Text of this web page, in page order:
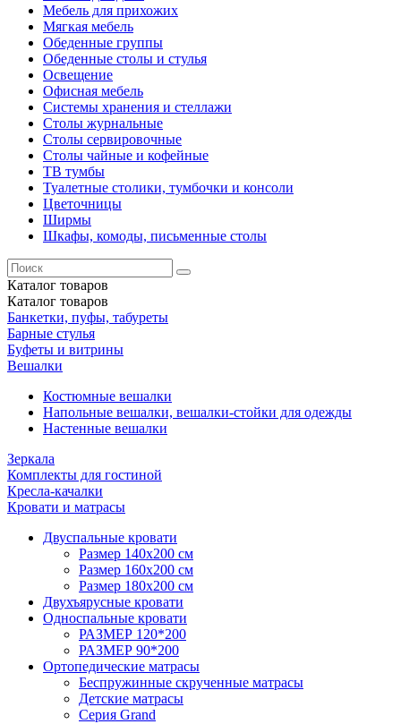
Мебель для прихожих
Мягкая мебель
Обеденные группы
Обеденные столы и стулья
Освещение
Офисная мебель
Системы хранения и стеллажи
Столы журнальные
Столы сервировочные
Столы чайные и кофейные
ТВ тумбы
Туалетные столики, тумбочки и консоли
Цветочницы
Ширмы
Шкафы, комоды, письменные столы
Каталог товаров
Каталог товаров
Банкетки, пуфы, табуреты
Барные стулья
Буфеты и витрины
Вешалки
Костюмные вешалки
Напольные вешалки, вешалки-стойки для одежды
Настенные вешалки
Зеркала
Комплекты для гостиной
Кресла-качалки
Кровати и матрасы
Двуспальные кровати
Размер 140х200 см
Размер 160х200 см
Размер 180х200 см
Двухъярусные кровати
Односпальные кровати
РАЗМЕР 120*200
РАЗМЕР 90*200
Ортопедические матрасы
Беспружинные скрученные матрасы
Детские матрасы
Серия Grand